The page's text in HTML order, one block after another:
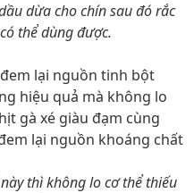
dừa cho chín sau đó rắc
thể dùng được.
lại nguồn tinh bột
hiệu quả mà không lo
gà xé giàu đạm cùng
lại nguồn khoáng chất
thì không lo cơ thể thiếu